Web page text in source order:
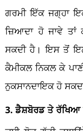
ਗਰਮੀ ਇੱਕ ਜਗ੍ਹਾ
ਜ਼ਿਆਦਾ ਹੋ ਜਾਵੇ ਤਾਂ
ਸਕਦੀ ਹੈ। ਇਸ ਤੋਂ
ਕੈਮੀਕਲ ਨਿਕਲ ਕੇ
ਨੁਕਸਾਨਦਾਇਕ ਹੋ
3. ਡੈਸ਼ਬੋਰਡ ਤੇ ਰੱਖਿਆ